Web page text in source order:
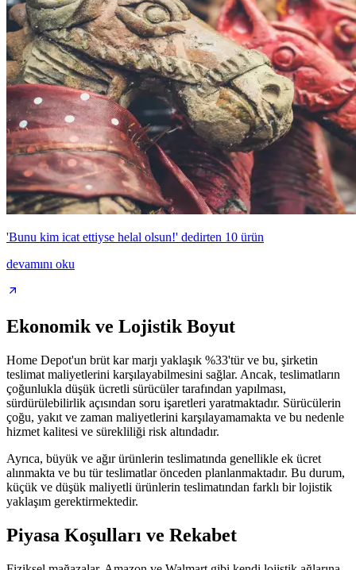
'Bunu kim icat ettiyse helal olsun!' dedirten 10 ürün
devamını oku
Ekonomik ve Lojistik Boyut
Home Depot'un brüt kar marjı yaklaşık %33'tür ve bu, şirketin
teslimat maliyetlerini karşılayabilmesini sağlar. Ancak, teslimatların
çoğunlukla düşük ücretli sürücüler tarafından yapılması,
sürdürülebilirlik açısından soru işaretleri yaratmaktadır. Sürücülerin
çoğu, yakıt ve zaman maliyetlerini karşılayamamakta ve bu nedenle
hizmet kalitesi ve sürekliliği risk altındadır.
Ayrıca, büyük ve ağır ürünlerin teslimatında genellikle ek ücret
alınmakta ve bu tür teslimatlar önceden planlanmaktadır. Bu durum,
küçük ve düşük maliyetli ürünlerin teslimatından farklı bir lojistik
yaklaşım gerektirmektedir.
Piyasa Koşulları ve Rekabet